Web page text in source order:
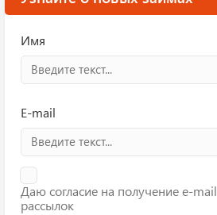
Имя
E-mail
Даю согласие на получение e-mail
рассылок